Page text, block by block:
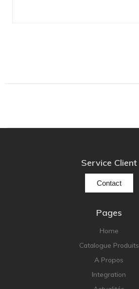
Service Client
Contact
Pages
Home
Catalogue Produits
A Propos
Integration